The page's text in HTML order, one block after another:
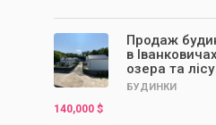
Продаж
в
озера та лісу
БУДИНКИ
140,000 $